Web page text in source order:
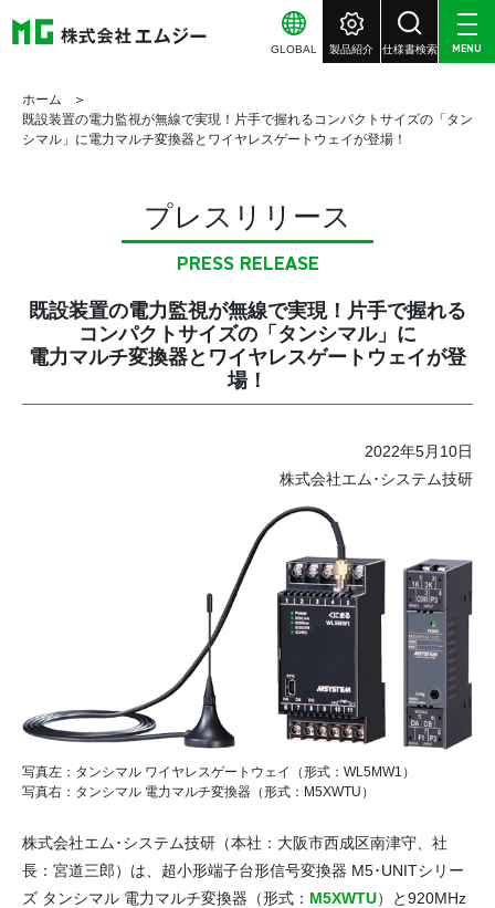
GLOBAL 製品紹介 仕様書検索 MENU
ホーム
既設装置の電力監視が無線で実現！片手で握れるコンパクトサイズの「タン
シマル」に電力マルチ変換器とワイヤレスゲートウェイが登場！
プレスリリース
PRESS RELEASE
既設装置の電力監視が無線で実現！片手で握れる
コンパクトサイズの「タンシマル」に
電力マルチ変換器とワイヤレスゲートウェイが登
場！
2022年5月10日
株式会社エム･システム技研
写真左：タンシマル ワイヤレスゲートウェイ（形式：WL5MW1）
写真右：タンシマル 電力マルチ変換器（形式：M5XWTU）
株式会社エム･システム技研（本社：大阪市西成区南津守、社
長：宮道三郎）は、超小形端子台形信号変換器 M5･UNITシリー
ズ タンシマル 電力マルチ変換器（形式： M5XWTU）と920MHz